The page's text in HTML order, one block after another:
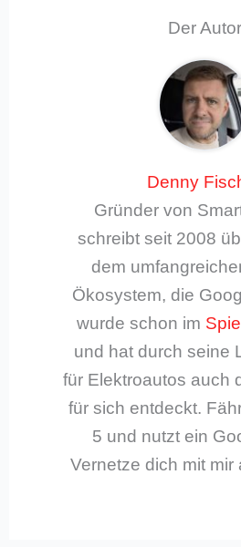
Der Autor
Denny
Gründer von
schreibt seit 2008
dem
Ökosystem, die
wurde schon im
und hat durch seine
für Elektroautos auch
für sich entdeckt.
5 und nutzt ein
Vernetze dich mit mir